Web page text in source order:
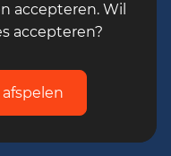
accepteren. Wil
accepteren?